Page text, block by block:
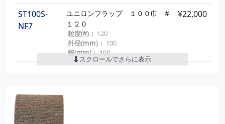
ST100S-
NF7
ユニロンフラップ １００巾 #
１２０
粒度(#)： 120
外径(mm)： 100
幅(mm)：100
¥22,000
スクロールでさらに表示